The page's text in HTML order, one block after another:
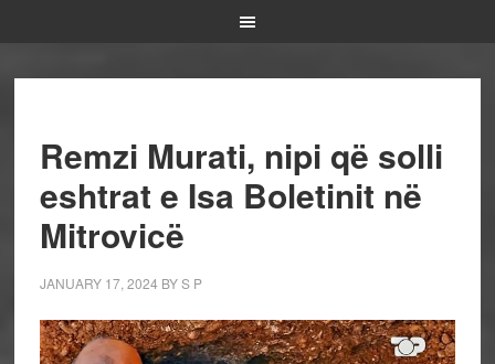
Remzi Murati, nipi që solli
eshtrat e Isa Boletinit në
Mitrovicë
JANUARY 17, 2024 BYS P